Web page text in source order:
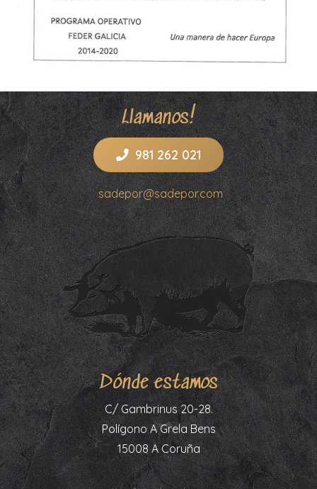
Llamanos!
981 262 021
sadepor@sadepor.com
Dónde estamos
C/ Gambrinus 20-28.
Polígono A Grela Bens
15008 A Coruña